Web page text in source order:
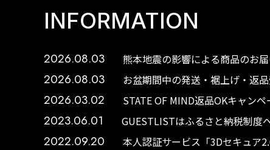
INFORMATION
2026.08.03 熊本地震の影響による商品のお届
2026.08.03 お盆期間中の発送・裾上げ・返
2026.03.02 STATE OF MIND返品OKキャン
2023.06.01 GUESTLISTはふるさと納税制度
2022.09.20 本人認証サービス「3Dセキュア